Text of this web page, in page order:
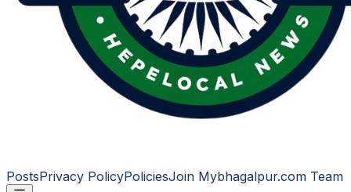
PostsPrivacy PolicyPoliciesJoin Mybhagalpur.com Team